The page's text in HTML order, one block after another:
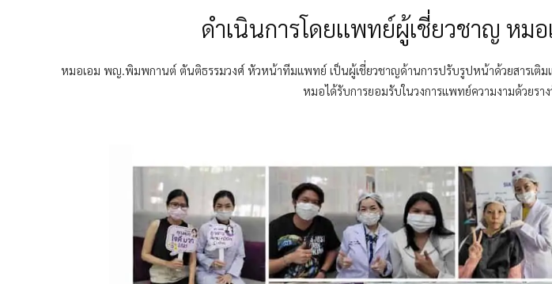
ดำเนินการโดยเเพทย์ผู้เชี่ยวชาญ ห
หมอเอม พญ.พิมพกานต์ ตันติธรรมวงศ์ หัวหน้าทีมแพทย์ เป็นผู้เชี่ยวชาญด้านการปรับรูปหน้าด้วยสารเติม
หมอได้รับการยอมรับในวงการแพทย์ความงามด้วยร